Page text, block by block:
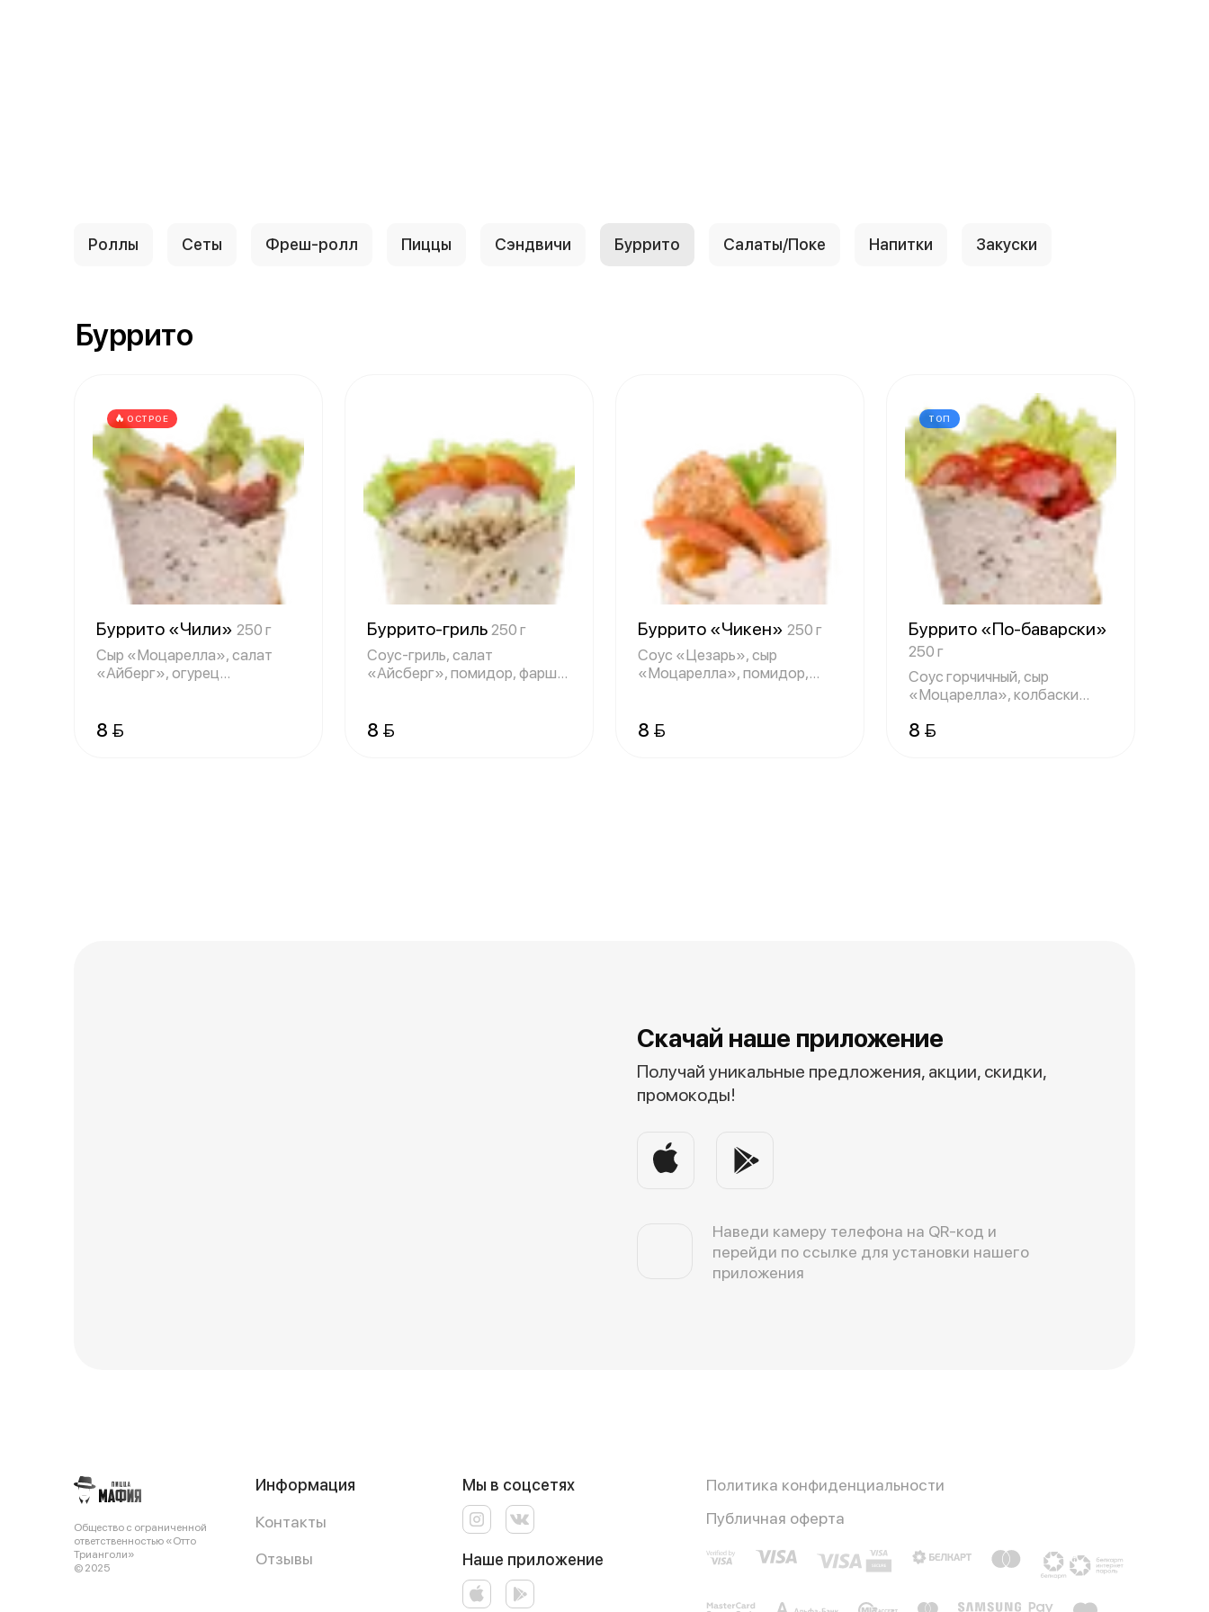
Роллы Сеты Фреш-ролл Пиццы Сэндвичи Буррито Салаты/Поке Напитки Закуски
Буррито
ОСТРОЕ
Буррито «Чили» 250 г
Сыр «Моцарелла», салат
«Айберг», огурец
8 
Буррито-гриль 250 г
Соус-гриль, салат
«Айсберг», помидор, фарш
8 
Буррито «Чикен» 250 г
Соус «Цезарь», сыр
«Моцарелла», помидор,
8 
ТОП
Буррито «По-баварски»
250 г
Соус горчичный, сыр
«Моцарелла», колбаски
8 
Скачай наше приложение
Получай уникальные предложения, акции, скидки,
промокоды!
Наведи камеру телефона на QR-код и
перейди по ссылке для установки нашего
приложения
Общество с ограниченной
ответственностью «Отто
Трианголи»
© 2025
Информация
Контакты
Отзывы
Мы в соцсетях
Наше приложение
Политика конфиденциальности
Публичная оферта